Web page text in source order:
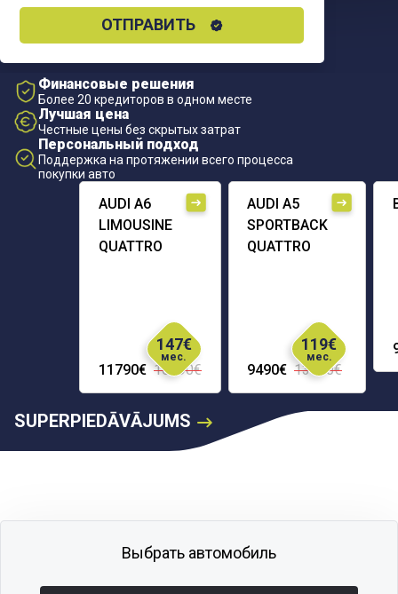
ОТПРАВИТЬ
AUDI A6
LIMOUSINE
QUATTRO
11790€ 16290€
147€
мес.
AUDI A5
SPORTBACK
QUATTRO
9490€ 13690€
119€
мес.
Финансовые решения
Более 20 кредиторов в одном месте
Лучшая цена
Честные цены без скрытых затрат
Персональный подход
Поддержка на протяжении всего процесса
покупки авто
SUPERPIEDĀVĀJUMS
Выбрать автомобиль